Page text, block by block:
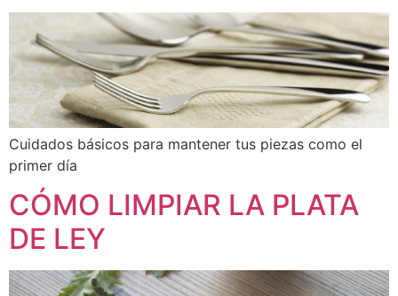
Cuidados básicos para mantener tus piezas como el
primer día
CÓMO LIMPIAR LA PLATA
DE LEY